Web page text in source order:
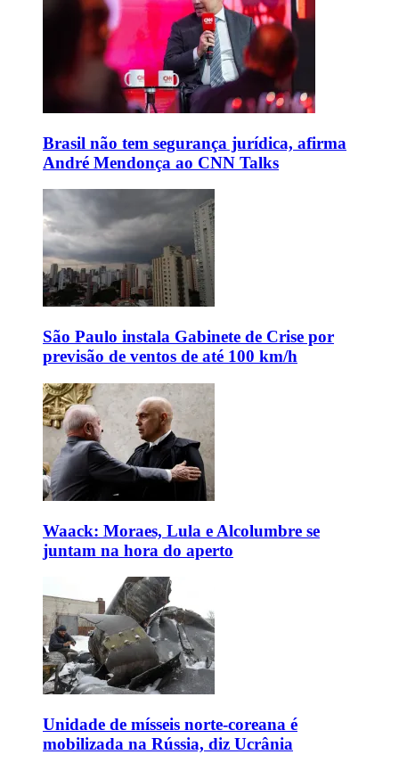
Brasil não tem segurança jurídica, afirma
André Mendonça ao CNN Talks
São Paulo instala Gabinete de Crise por
previsão de ventos de até 100 km/h
Waack: Moraes, Lula e Alcolumbre se
juntam na hora do aperto
Unidade de mísseis norte-coreana é
mobilizada na Rússia, diz Ucrânia